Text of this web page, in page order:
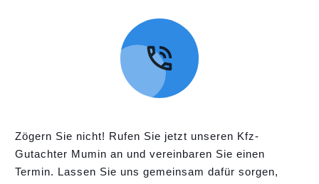
Zögern Sie nicht! Rufen Sie jetzt unseren Kfz-
Gutachter Mumin an und vereinbaren Sie einen
Termin. Lassen Sie uns gemeinsam dafür sorgen,